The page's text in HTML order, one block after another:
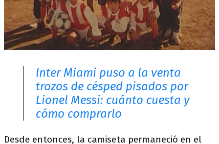
Inter Miami puso a la venta
trozos de césped pisados por
Lionel Messi: cuánto cuesta y
cómo comprarlo
Desde entonces, la camiseta permaneció en el